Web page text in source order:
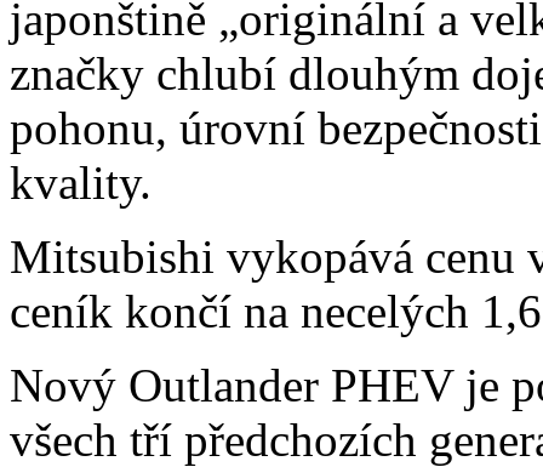
japonštině „originální a
značky chlubí dlouhým
pohonu, úrovní
kvality.
Mitsubishi vykopává cenu
ceník končí na necelých
Nový Outlander PHEV je
všech tří předchozích